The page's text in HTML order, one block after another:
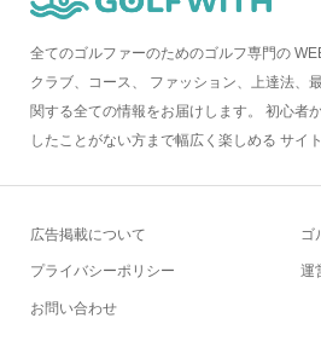
全てのゴルファーのためのゴルフ専門の
クラブ、コース、 ファッション、上達法、
関する全ての情報をお届けします。 初心者
したことがない方まで幅広く楽しめる サイト
広告掲載について
プライバシーポリシー
お問い合わせ
ゴ
運